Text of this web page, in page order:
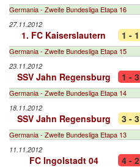
Germania - Zweite Bundesliga Etapa 16
27.11.2012
1. FC Kaiserslautern 1 - 1
Germania - Zweite Bundesliga Etapa 15
23.11.2012
SSV Jahn Regensburg 1 - 3
Germania - Zweite Bundesliga Etapa 14
18.11.2012
SSV Jahn Regensburg 3 - 3
Germania - Zweite Bundesliga Etapa 13
11.11.2012
FC Ingolstadt 04 4 - 2